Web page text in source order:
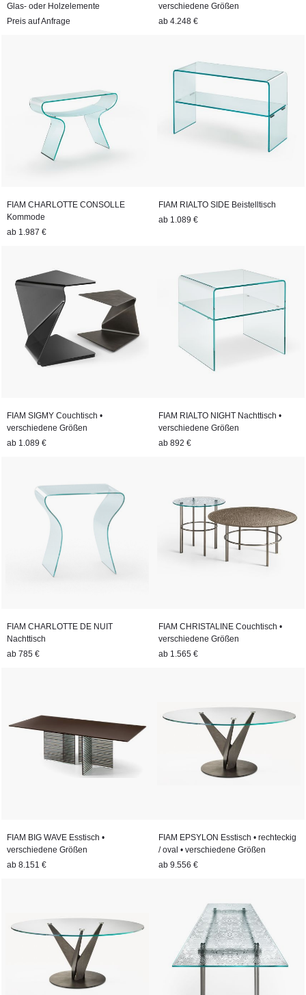
Glas- oder Holzelemente
Preis auf Anfrage
verschiedene Größen
ab 4.248 €
FIAM CHARLOTTE CONSOLLE
Kommode
ab 1.987 €
FIAM RIALTO SIDE Beistelltisch
ab 1.089 €
FIAM SIGMY Couchtisch •
verschiedene Größen
ab 1.089 €
FIAM RIALTO NIGHT Nachttisch •
verschiedene Größen
ab 892 €
FIAM CHARLOTTE DE NUIT
Nachttisch
ab 785 €
FIAM CHRISTALINE Couchtisch •
verschiedene Größen
ab 1.565 €
FIAM BIG WAVE Esstisch •
verschiedene Größen
ab 8.151 €
FIAM EPSYLON Esstisch • rechteckig
/ oval • verschiedene Größen
ab 9.556 €